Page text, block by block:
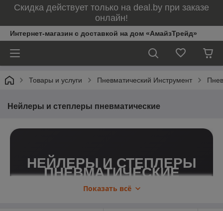
Скидка действует только на deal.by при заказе
онлайн!
Интернет-магазин с доставкой на дом «АмайзТрейд»
Товары и услуги Пневматический Инструмент
Нейлеры и степлеры пневматические
НЕЙЛЕРЫ И СТЕПЛЕРЫ
ПНЕВМАТИЧЕСКИЕ
Пневматические нейлеры и степлеры — это
Показать всё